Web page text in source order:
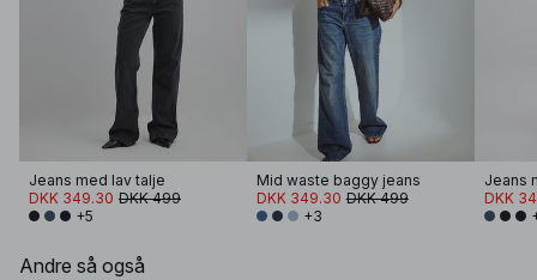
Jeans med lav talje
DKK 349.30 DKK 499
+5
Mid waste baggy jeans
DKK 349.30 DKK 499
+3
Jeans
DKK
Andre så også